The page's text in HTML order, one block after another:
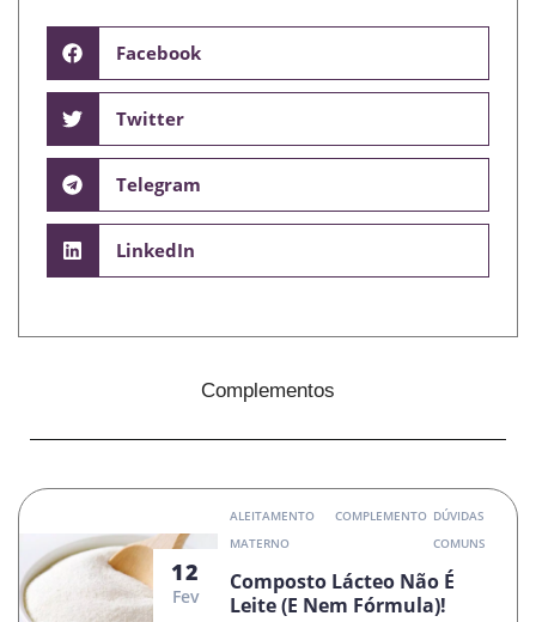
Facebook
Twitter
Telegram
LinkedIn
Complementos
12
Fev
ALEITAMENTO
MATERNO
COMPLEMENTO DÚVIDAS
COMUNS
Composto Lácteo Não É
Leite (e Nem Fórmula)!